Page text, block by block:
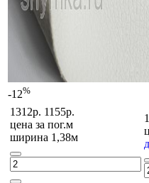
-12%
1312р. 1155р.
цена за пог.м
ширина 1,38м